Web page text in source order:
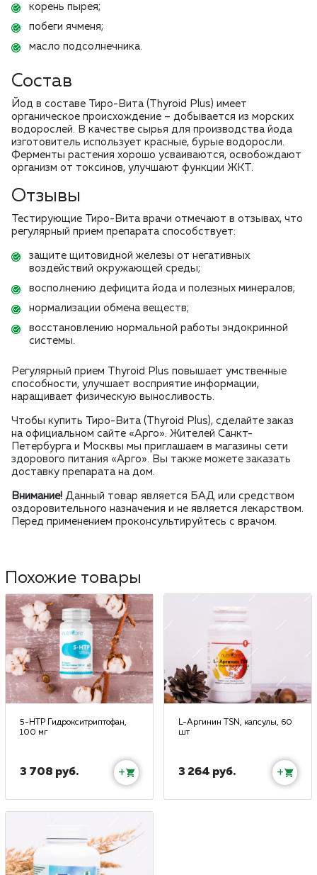
корень пырея;
побеги ячменя;
масло подсолнечника.
Состав
Йод в составе Тиро-Вита (Thyroid Plus) имеет
органическое происхождение – добывается из морских
водорослей. В качестве сырья для производства йода
изготовитель использует красные, бурые водоросли.
Ферменты растения хорошо усваиваются, освобождают
организм от токсинов, улучшают функции ЖКТ.
Отзывы
Тестирующие Тиро-Вита врачи отмечают в отзывах, что
регулярный прием препарата способствует:
защите щитовидной железы от негативных
воздействий окружающей среды;
восполнению дефицита йода и полезных минералов;
нормализации обмена веществ;
восстановлению нормальной работы эндокринной
системы.
Регулярный прием Thyroid Plus повышает умственные
способности, улучшает восприятие информации,
наращивает физическую выносливость.
Чтобы купить Тиро-Вита (Thyroid Plus), сделайте заказ
на официальном сайте «Арго». Жителей Санкт-
Петербурга и Москвы мы приглашаем в магазины сети
здорового питания «Арго». Вы также можете заказать
доставку препарата на дом.
Внимание! Данный товар является БАД или средством
оздоровительного назначения и не является лекарством.
Перед применением проконсультируйтесь с врачом.
Похожие товары
5-HTP Гидрокситриптофан,
100 мг
3 708 руб. +
L-Аргинин TSN, капсулы, 60
шт
3 264 руб. +